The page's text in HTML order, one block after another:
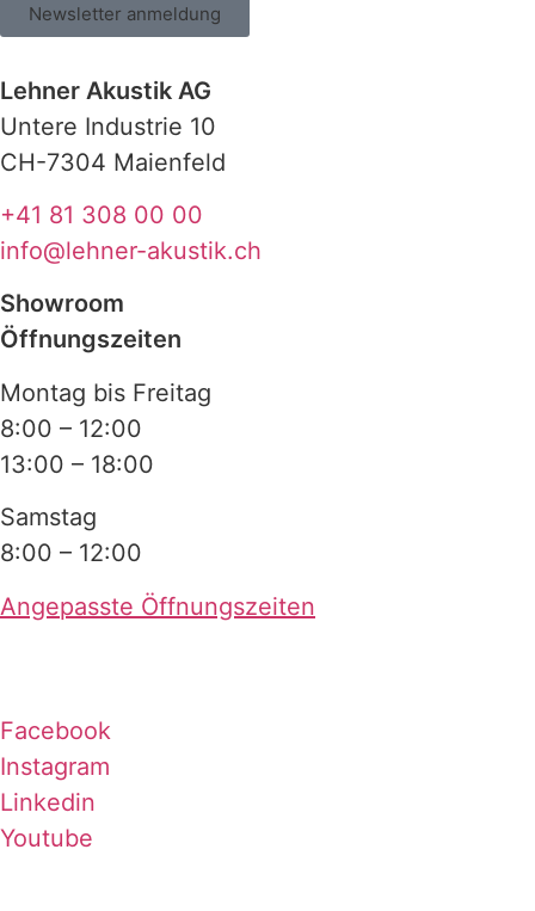
Newsletter anmeldung
Lehner Akustik AG
Untere Industrie 10
CH-7304 Maienfeld
+41 81 308 00 00
info@lehner-akustik.ch
Showroom
Öffnungszeiten
Montag bis Freitag
8:00 – 12:00
13:00 – 18:00
Samstag
8:00 – 12:00
Angepasste Öffnungszeiten
Facebook
Instagram
Linkedin
Youtube